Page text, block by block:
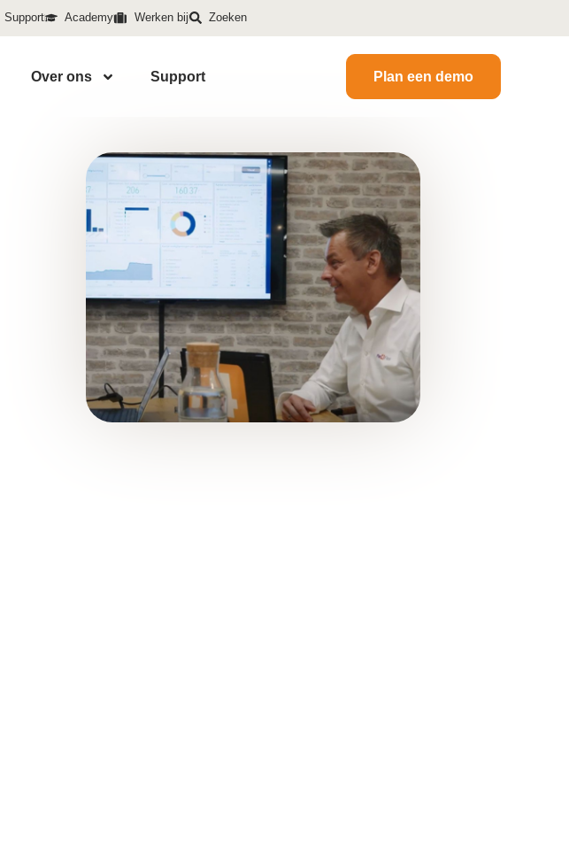
Support Academy Werken bij Zoeken
Over ons Support Plan een demo